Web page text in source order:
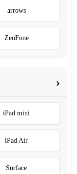
arrows
ZenFone
iPad mini
iPad Air
Surface